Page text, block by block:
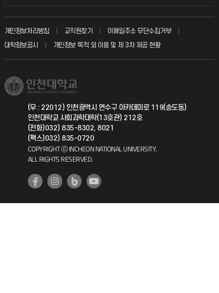
입학안내
취업정보(학생)
칭찬마당
학생서비스 지킴이
총동문회
교수회
교육혁신본부
국제지원과
공자아카데미
기초교육원
개인정보처리방침 교직원찾기
이메일주소 무단수집거부
대학정보공시
개인정보 목적 외 이용 및 제 3차 제공 현황
(우 : 22012) 인천광역시 연수구 아카데미로 119(송도동)
인천대학교 사회과학대학(13호관) 212호
(전화)032) 835-8302, 8021
(팩스)032) 835-0720
COPYRIGHT ⓒ INCHEON NATIONAL UNIVERSITY.
ALL RIGHTS RESERVED.